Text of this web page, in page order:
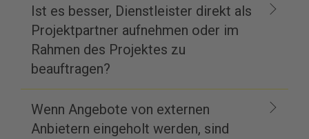
Ist es besser, Dienstleister direkt als
Projektpartner aufnehmen oder im
Rahmen des Projektes zu
beauftragen?
Wenn Angebote von externen
Anbietern eingeholt werden, sind